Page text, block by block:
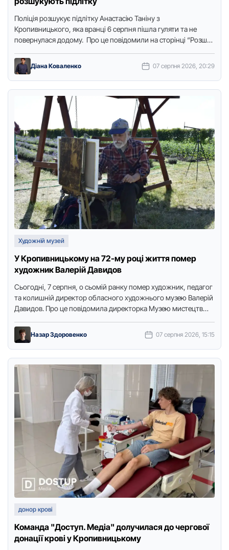
Поліція розшукує підлітку Анастасію Таніну з
Кропивницького, яка вранці 6 серпня пішла гуляти та не
повернулася додому. Про це повідомили на сторінці “Розшук
Діана Коваленко 07 серпня 2026, 20:29
Художній музей
У Кропивницькому на 72-му році життя помер
художник Валерій Давидов
Сьогодні, 7 серпня, о сьомій ранку помер художник, педагог
та колишній директор обласного художнього музею Валерій
Давидов. Про це повідомила директорка Музею мистецтв
Назар Здоровенко 07 серпня 2026, 15:15
донор крові
Команда "Доступ. Медіа" долучилася до чергової
донації крові у Кропивницькому